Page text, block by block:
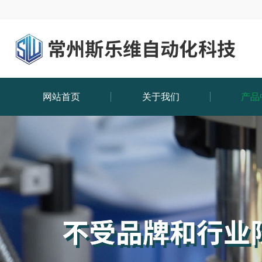
网站首页 关于我们 产品